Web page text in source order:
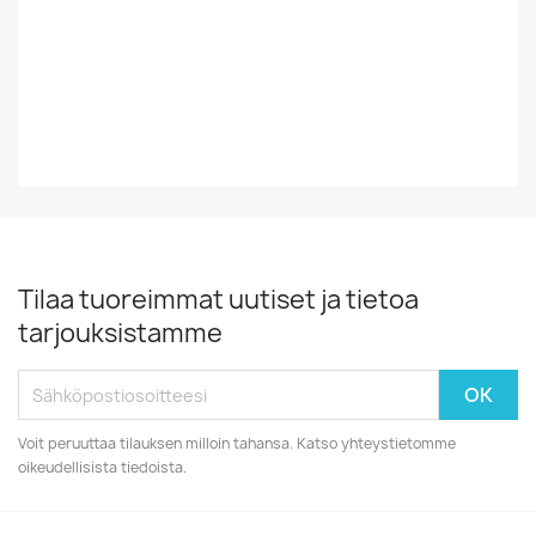
Tilaa tuoreimmat uutiset ja tietoa
tarjouksistamme
Voit peruuttaa tilauksen milloin tahansa. Katso yhteystietomme
oikeudellisista tiedoista.